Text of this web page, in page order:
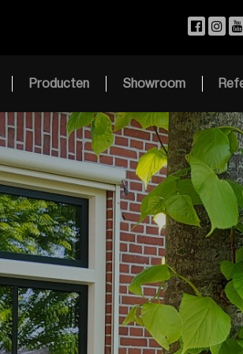
Producten Showroom